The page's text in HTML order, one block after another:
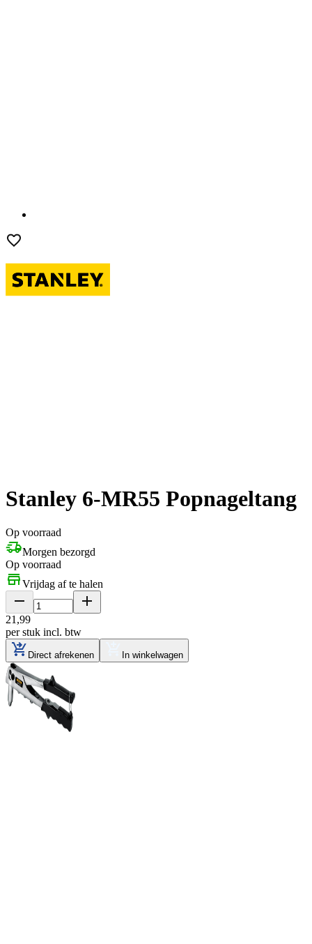
Stanley 6-MR55 Popnageltang
Op voorraad
Morgen bezorgd
Op voorraad
Vrijdag af te halen
21 ,99
per stuk incl. btw
Direct afrekenen In winkelwagen